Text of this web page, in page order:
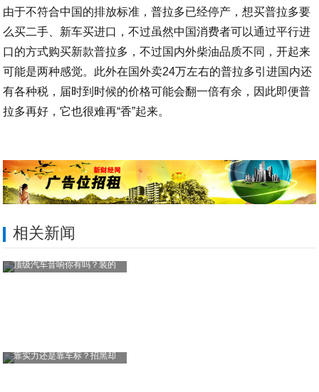
由于不符合中国的排放标准，普拉多已经停产，想买普拉多要
么买二手、新车买进口，不过虽然中国消费者可以通过平行进
口的方式购买新款普拉多，不过国内外柴油品质不同，开起来
可能是两种感觉。此外在国外卖24万左右的普拉多引进国内还
有各种税，届时到时候的价格可能会翻一倍有余，因此即便普
拉多再好，它也很难再“香”起来。
相关新闻
顶级汽车音响你有吗？装的
靠实力还是靠车标？招黑却